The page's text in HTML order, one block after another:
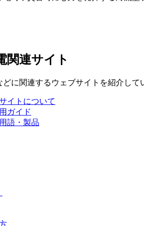
関連サイト
どに関連するウェブサイトを紹介して
イトについて
ガイド
語・製品